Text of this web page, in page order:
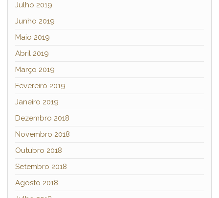
Julho 2019
Junho 2019
Maio 2019
Abril 2019
Março 2019
Fevereiro 2019
Janeiro 2019
Dezembro 2018
Novembro 2018
Outubro 2018
Setembro 2018
Agosto 2018